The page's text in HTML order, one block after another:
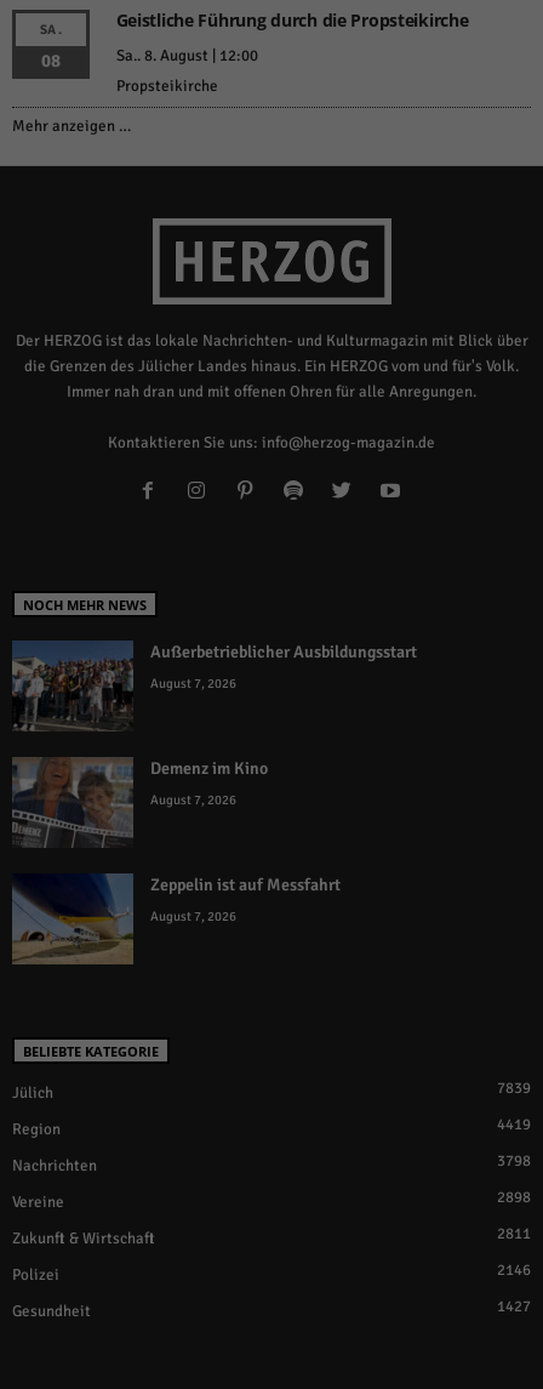
SA.
08
Geistliche Führung durch die Propsteikirche
Sa.. 8. August | 12:00
Propsteikirche
Mehr anzeigen …
Der HERZOG ist das lokale Nachrichten- und Kulturmagazin mit Blick über
die Grenzen des Jülicher Landes hinaus. Ein HERZOG vom und für's Volk.
Immer nah dran und mit offenen Ohren für alle Anregungen.
Kontaktieren Sie uns: info@herzog-magazin.de
NOCH MEHR NEWS
Außerbetrieblicher Ausbildungsstart
August 7, 2026
Demenz im Kino
August 7, 2026
Zeppelin ist auf Messfahrt
August 7, 2026
BELIEBTE KATEGORIE
Jülich 7839
Region 4419
Nachrichten 3798
Vereine 2898
Zukunft & Wirtschaft 2811
Polizei 2146
Gesundheit 1427